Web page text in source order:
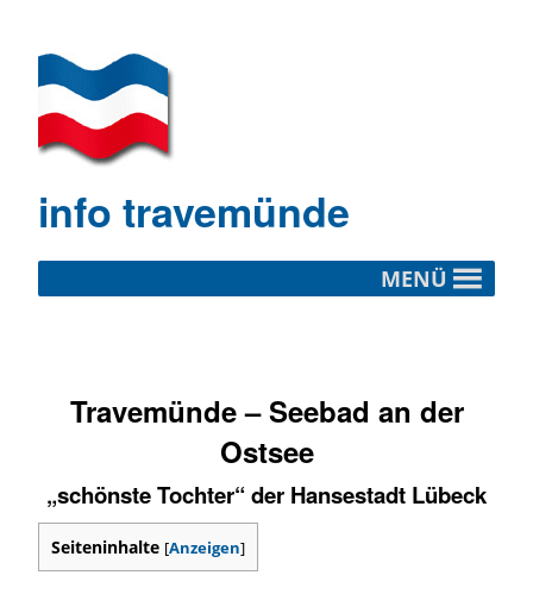
info travemünde
MENÜ
Travemünde– Seebad an der
Ostsee
„schönste Tochter“ der Hansestadt Lübeck
Seiteninhalte [Anzeigen]